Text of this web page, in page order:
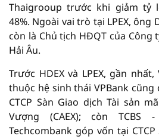
Thaigrooup trước khi giảm tỷ
48%. Ngoài vai trò tại LPEX, ông
còn là Chủ tịch HĐQT của Công
Hải Âu.
Trước HDEX và LPEX, gần
thuộc hệ sinh thái VPBank
CTCP Sàn Giao dịch Tài sản
Vượng (CAEX); còn
Techcombank góp vốn tại